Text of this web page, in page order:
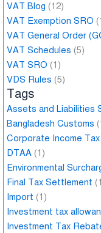
VAT Blog (12)
VAT Exemption SRO
VAT General Order
VAT Schedules (5)
VAT SRO (1)
VDS Rules (5)
Tags
Assets and Liabilities
Bangladesh Customs
Corporate Income Tax
DTAA (1)
Environmental
Final Tax Settlement
Import (1)
Investment tax
Investment Tax